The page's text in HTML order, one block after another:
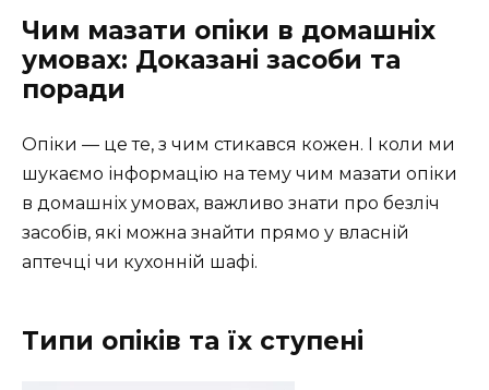
Чим мазати опіки в домашніх
умовах: Доказані засоби та
поради
Опіки — це те, з чим стикався кожен. І коли ми
шукаємо інформацію на тему чим мазати опіки
в домашніх умовах, важливо знати про безліч
засобів, які можна знайти прямо у власній
аптечці чи кухонній шафі.
Типи опіків та їх ступені